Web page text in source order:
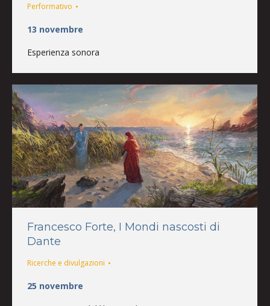
Performativo
13 novembre
Esperienza sonora
Francesco Forte, I Mondi nascosti di
Dante
Ricerche e divulgazioni
25 novembre